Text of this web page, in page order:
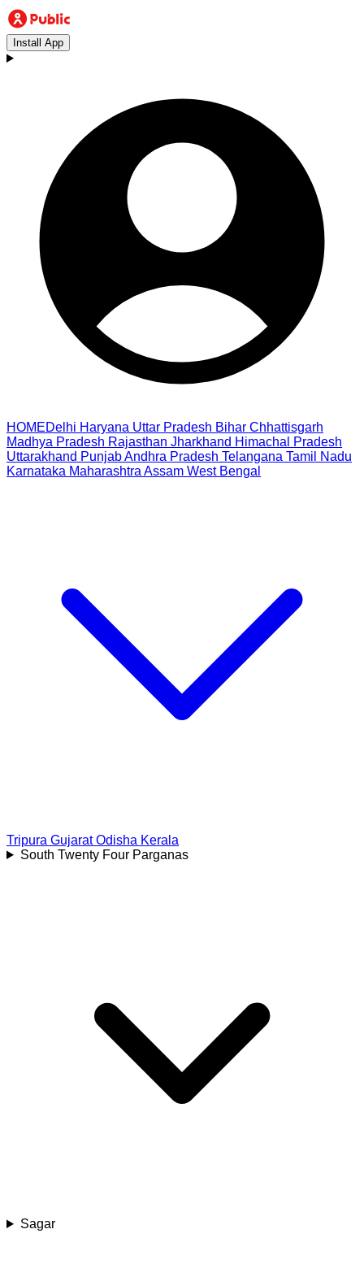
Install App
HOMEDelhi Haryana Uttar Pradesh Bihar Chhattisgarh
Madhya Pradesh Rajasthan Jharkhand Himachal Pradesh
Uttarakhand PunjabAndhra Pradesh Telangana Tamil Nadu
Karnataka Maharashtra Assam West Bengal
Tripura Gujarat Odisha Kerala
South Twenty Four Parganas
Sagar